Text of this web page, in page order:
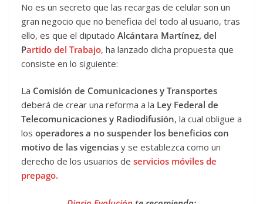
No es un secreto que las recargas de celular son un
gran negocio que no beneficia del todo al usuario, tras
ello, es que el diputado Alcántara Martínez, del
Partido del Trabajo, ha lanzado dicha propuesta que
consiste en lo siguiente:
La Comisión de Comunicaciones y Transportes
deberá de crear una reforma a la Ley Federal de
Telecomunicaciones y Radiodifusión, la cual obligue a
los operadores a no suspender los beneficios con
motivo de las vigencias y se establezca como un
derecho de los usuarios de servicios móviles de
prepago.